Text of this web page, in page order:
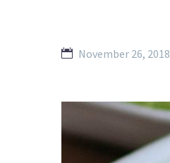
November 26, 2018